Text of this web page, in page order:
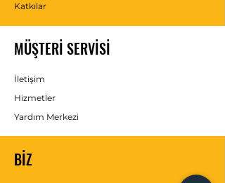
Katkılar
MÜŞTERİ SERVİSİ
İletişim
Hizmetler
Yardım Merkezi
BİZ